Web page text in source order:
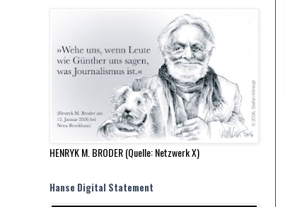
HENRYK M. BRODER (Quelle: Netzwerk X)
Hanse Digital Statement